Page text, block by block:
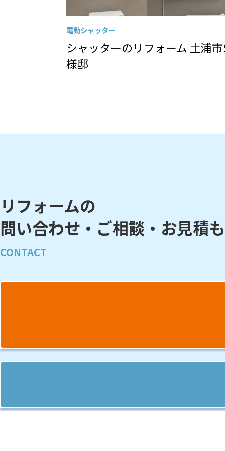
電動シャッター
シャッターのリフォーム 土浦
様邸
リフォームの
問い合わせ・ご相談・お見積
CONTACT